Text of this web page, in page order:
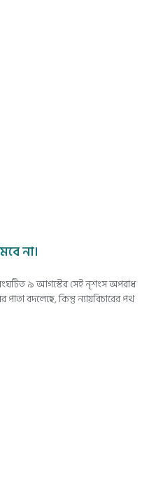
না।
সংঘটিত ৯ আগস্টের সেই নৃশংস অপরাধ
বদলেছে, কিন্তু ন্যায়বিচারের পথ